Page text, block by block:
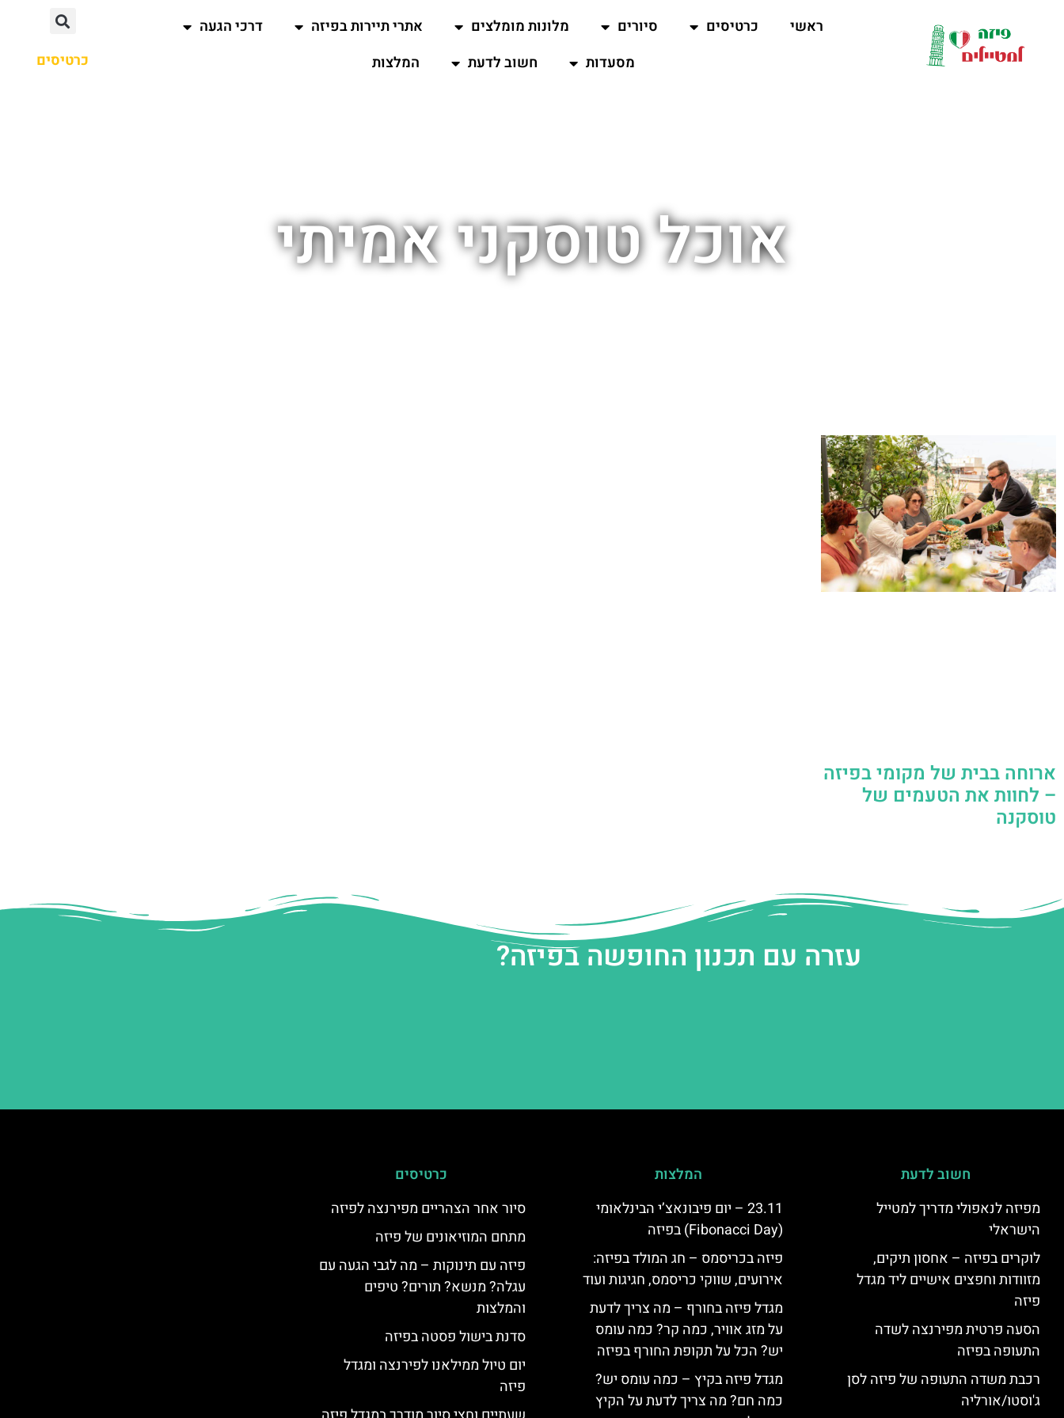
ראשי כרטיסים סיורים מלונות מומלצים אתרי תיירות בפיזה
דרכי הגעה
מסעדות
חשוב לדעת המלצות כרטיסים
אוכל טוסקני אמיתי
ארוחה בבית של מקומי בפיזה
– לחוות את הטעמים של
טוסקנה
עזרה עם תכנון החופשה בפיזה?
חשוב לדעת
מפיזה לנאפולי מדריך למטייל
הישראלי
לוקרים בפיזה – אחסון תיקים,
מזוודות וחפצים אישיים ליד מגדל
פיזה
הסעה פרטית מפירנצה לשדה
התעופה בפיזה
רכבת משדה התעופה של פיזה לסן
ג'וסטו/אורליה
המלצות
23.11 – יום פיבונאצ’י הבינלאומי
(Fibonacci Day) בפיזה
פיזה בכריסמס – חג המולד בפיזה:
אירועים, שווקי כריסמס, חגיגות ועוד
מגדל פיזה בחורף – מה צריך לדעת
על מזג אוויר, כמה קר? כמה עומס
יש? הכל על תקופת החורף בפיזה
מגדל פיזה בקיץ – כמה עומס יש?
כמה חם? מה צריך לדעת על הקיץ
כרטיסים
סיור אחר הצהריים מפירנצה לפיזה
מתחם המוזיאונים של פיזה
פיזה עם תינוקות – מה לגבי הגעה עם
עגלה? מנשא? תורים? טיפים
והמלצות
סדנת בישול פסטה בפיזה
יום טיול ממילאנו לפירנצה ומגדל
פיזה